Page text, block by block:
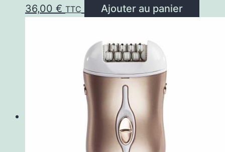
36,00 € TTC Ajouter au panier